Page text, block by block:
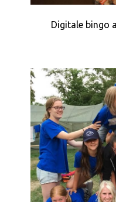
Digitale bingo